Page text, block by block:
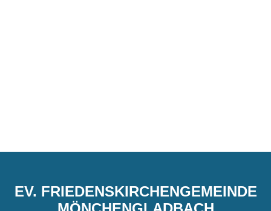
EV. FRIEDENSKIRCHENGEMEINDE